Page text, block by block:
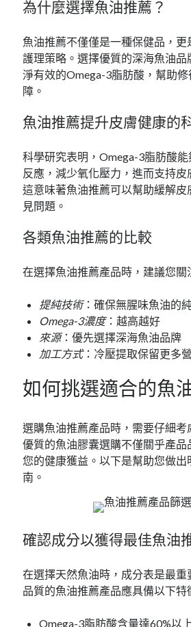
為什麼選擇魚油推薦？
魚油推薦不僅僅是一種保健品，更
護理策略。選擇優質的深海魚油
淨有效的Omega-3脂肪酸，幫助
障。
魚油推薦提升皮膚健康的
科學研究表明，Omega-3脂肪酸
反應，減少氧化壓力，進而支持皮
這意味著魚油推薦可以幫助緩解皮
見問題。
各類魚油推薦的比較
在選擇魚油推薦產品時，建議您關
提純技術：確保無腥味魚油的
Omega-3濃度：越高越好
來源：優先選擇深海魚油品牌
加工方式：冷壓提取保留更多
如何挑選適合的魚
選購魚油推薦產品時，需要仔細考
優質的魚油膠囊選購不僅關乎產
您的健康獲益。以下是幫助您做
南。
確認成分以獲得最佳魚油
在選擇天然魚油時，成分表是最重
品質的魚油推薦產品應具備以下特
Omega-3脂肪酸含量達60%以上